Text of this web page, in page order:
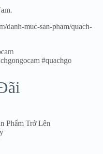
danh-muc-san-pham/quach-
#quachgo
Phẩm Trở Lên